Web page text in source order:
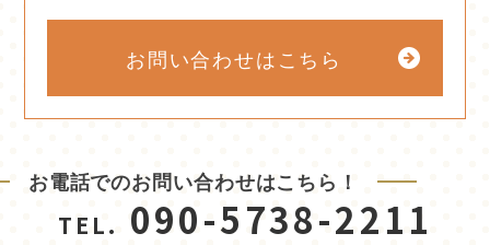
お問い合わせはこちら
お電話でのお問い合わせはこちら！
TEL. 090-5738-2211